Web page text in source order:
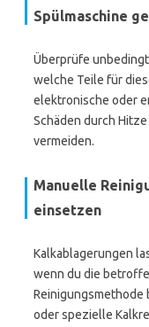
Spülmaschine
Überprüfe
welche Teile für
elektronische oder
Schäden durch
vermeiden.
Manuelle
einsetzen
Kalkablagerungen
wenn du die
Reinigungsmethode
oder spezielle